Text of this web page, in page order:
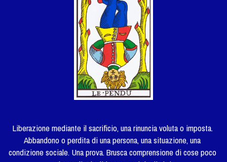
Liberazione mediante il sacrificio, una rinuncia voluta o imposta.
Abbandono o perdita di una persona, una situazione, una
condizione sociale. Una prova. Brusca comprensione di cose poco